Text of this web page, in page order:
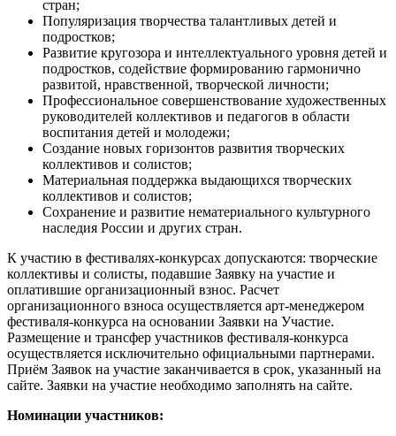
стран;
Популяризация творчества талантливых детей и
подростков;
Развитие кругозора и интеллектуального уровня детей и
подростков, содействие формированию гармонично
развитой, нравственной, творческой личности;
Профессиональное совершенствование художественных
руководителей коллективов и педагогов в области
воспитания детей и молодежи;
Создание новых горизонтов развития творческих
коллективов и солистов;
Материальная поддержка выдающихся творческих
коллективов и солистов;
Сохранение и развитие нематериального культурного
наследия России и других стран.
К участию в фестивалях-конкурсах допускаются: творческие
коллективы и солисты, подавшие Заявку на участие и
оплатившие организационный взнос. Расчет
организационного взноса осуществляется арт-менеджером
фестиваля-конкурса на основании Заявки на Участие.
Размещение и трансфер участников фестиваля-конкурса
осуществляется исключительно официальными партнерами.
Приём Заявок на участие заканчивается в срок, указанный на
сайте. Заявки на участие необходимо заполнять на сайте.
Номинации участников: